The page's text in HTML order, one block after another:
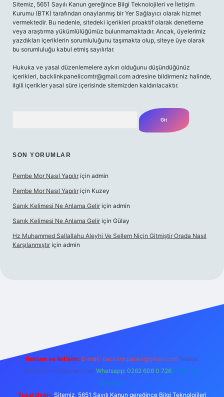
Sitemiz, 5651 Sayılı Kanun gereğince Bilgi Teknolojileri ve İletişim
Kurumu (BTK) tarafından onaylanmış bir Yer Sağlayıcı olarak hizmet
vermektedir. Bu nedenle, sitedeki içerikleri proaktif olarak denetleme
veya araştırma yükümlülüğümüz bulunmamaktadır. Ancak, üyelerimiz
yazdıkları içeriklerin sorumluluğunu taşımakta olup, siteye üye olarak
bu sorumluluğu kabul etmiş sayılırlar.
Hukuka ve yasal düzenlemelere aykırı olduğunu düşündüğünüz
içerikleri, backlinkpanelicomtr@gmail.com adresine bildirmeniz halinde,
ilgili içerikler yasal süre içerisinde sitemizden kaldırılacaktır.
SON YORUMLAR
Pembe Mor Nasıl Yapılır için admin
Pembe Mor Nasıl Yapılır için Kuzey
Sanık Kelimesi Ne Anlama Gelir için admin
Sanık Kelimesi Ne Anlama Gelir için Gülay
Hz Muhammed Sallallahu Aleyhi Ve Sellem Niçin Gitmiştir Orada Nasıl
Karşılanmıştır için admin
Reklam ve İletişim: E-mail: backlinkpaneli@gmail.com Teams:
forumhizmeti@gmail.com Whatsapp: 0262 606 0 726 Telegram:
@karabul
Yasal Uyarı: Sitemiz, 5651 Sayılı Kanun gereğince Bilgi Teknolojileri